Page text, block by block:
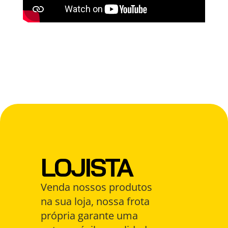
LOJISTA
Venda nossos produtos
na sua loja, nossa frota
própria garante uma